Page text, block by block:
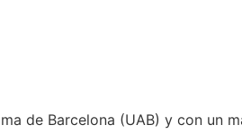
de Barcelona (UAB) y con un